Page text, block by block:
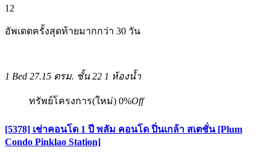
12
อัพเดตครั้งสุดท้ายมากกว่า 30 วัน
1 Bed 27.15 ตรม. ชั้น 22 1 ห้องน้ำ
ทรัพย์โครงการ(ใหม่) 0%Off
[5378] เช่าคอนโด 1 ปี พลัม คอนโด ปิ่นเกล้า สเตชั่น [Plum
Condo Pinklao Station]